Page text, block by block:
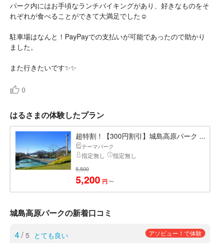
パーク内にはお手頃なランチバイキングがあり、好きなものをそ
れぞれが食べることができて大満足でした☺️
駐車場はなんと！PayPayでの支払いが可能であったので助かり
ました。
また行きたいです✨✨
0
はるさまの体験したプラン
超特割！【300円割引】城島高原パーク ...
テーマパーク
指定無し 指定無し
5,500
5,200 円 〜
城島高原パークの新着口コミ
4/ 5 とても良い アソビュー！で体験